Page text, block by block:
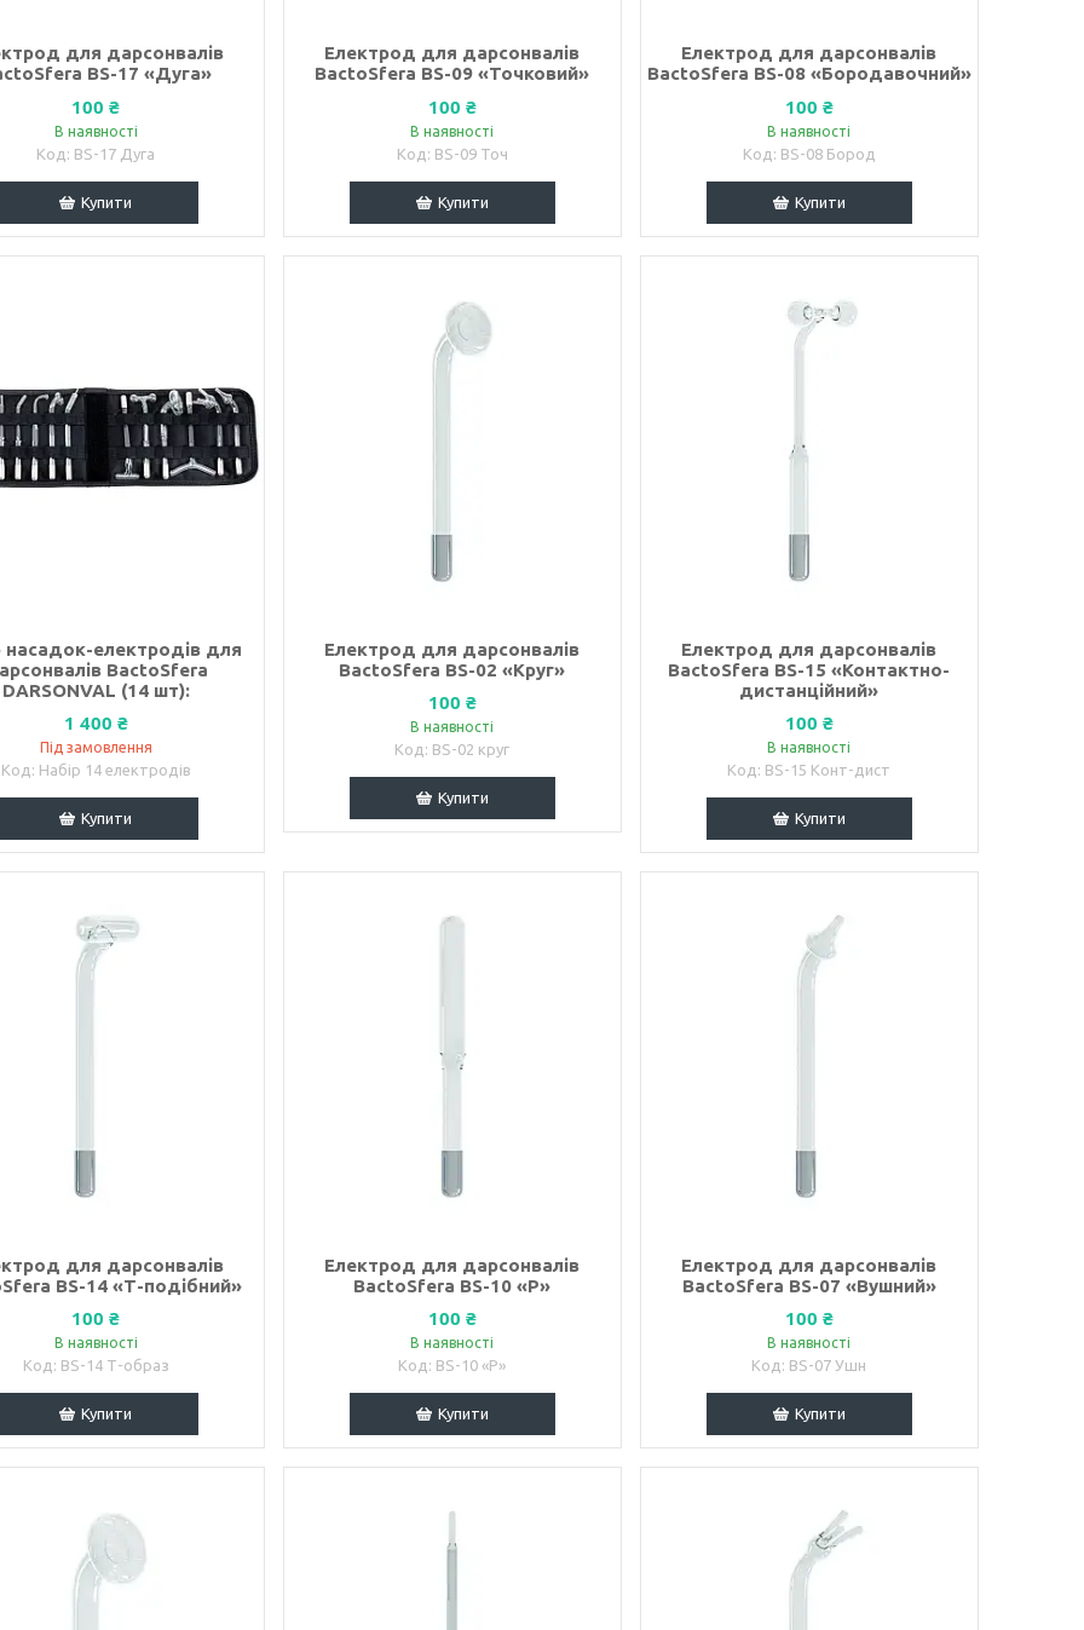
для дарсонвалів
BS-17 «Дуга»
100 ₴
В наявності
BS-17 Дуга
Купити
Електрод для дарсонвалів
BactoSfera BS-09 «Точковий»
100 ₴
В наявності
BS-09 Точ
Купити
Електрод для дарсонвалів
BactoSfera BS-08 «Бородавочний»
100 ₴
В наявності
BS-08 Бород
Купити
насадок-електродів для
BactoSfera
DARSONVAL (14 шт):
1 400 ₴
Під замовлення
Набір 14 електродів
Купити
Електрод для дарсонвалів
BactoSfera BS-02 «Круг»
100 ₴
В наявності
BS-02 круг
Купити
Електрод для дарсонвалів
BactoSfera BS-15 «Контактно-
дистанційний»
100 ₴
В наявності
BS-15 Конт-дист
Купити
для дарсонвалів
BS-14 «Т-подібний»
100 ₴
В наявності
BS-14 Т-образ
Купити
Електрод для дарсонвалів
BactoSfera BS-10 «Р»
100 ₴
В наявності
BS-10 «Р»
Купити
Електрод для дарсонвалів
BactoSfera BS-07 «Вушний»
100 ₴
В наявності
BS-07 Ушн
Купити